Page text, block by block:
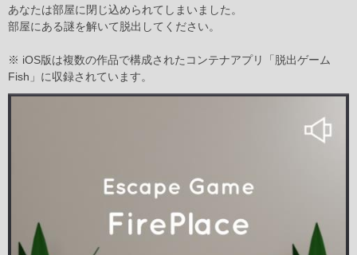
あなたは部屋に閉じ込められてしまいました。
部屋にある謎を解いて脱出してください。
※ iOS版は複数の作品で構成されたコンテナアプリ「脱出ゲーム
Fish」に収録されています。